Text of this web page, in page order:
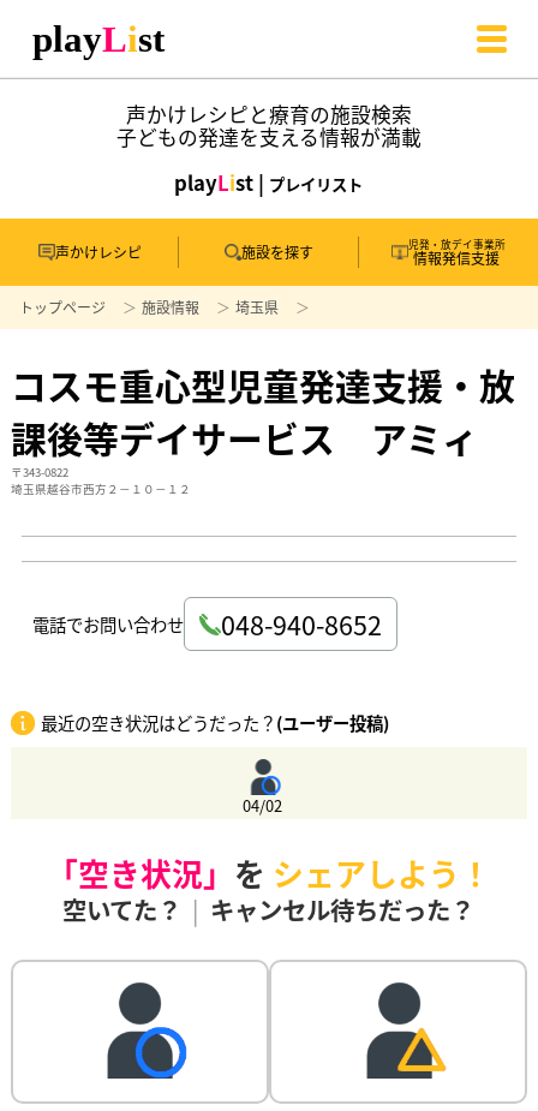
声かけレシピと療育の施設検索
子どもの発達を支える情報が満載
playList | プレイリスト
声かけレシピ 施設を探す 児発・放デイ事業所
情報発信支援
トップページ 施設情報 埼玉県
コスモ重心型児童発達支援・放
課後等デイサービス アミィ
〒343-0822
埼玉県越谷市西方２－１０－１２
電話でお問い合わせ 048-940-8652
最近の空き状況はどうだった？(ユーザー投稿)
04/02
「空き状況」 を シェアしよう！
空いてた？ | キャンセル待ちだった？